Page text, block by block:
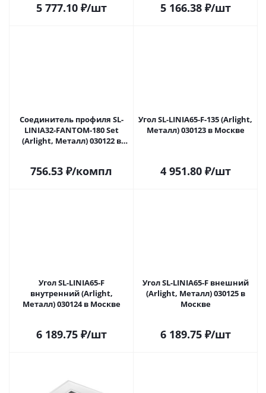
5 777.10₽/шт 5 166.38₽/шт
Соединитель профиля SL-
LINIA32-FANTOM-180 Set
(Arlight, Металл) 030122 в
756.53 ₽/компл
Угол SL-LINIA65-F-135 (Arlight,
Металл) 030123 в Москве
4 951.80₽/шт
Угол SL-LINIA65-F
внутренний (Arlight,
Металл) 030124 в Москве
6 189.75₽/шт
Угол SL-LINIA65-F внешний
(Arlight, Металл) 030125 в
Москве
6 189.75₽/шт